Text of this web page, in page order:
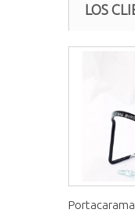
LOS